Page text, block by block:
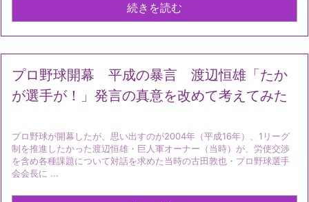
続きを読む
プロ野球開幕 平成の暴言 渡辺恒雄「たか
が選手が！」発言の真意を改めて考えてみた
プロ野球が開幕したが、思い出すのが2004年（平成16年）、1リーグ
制を推進したかった渡辺恒雄・巨人軍オーナー（当時）が、労使交渉
を含め各種課題について対話を求めた当時の古田敦也・プロ野球選手
会会長に ...